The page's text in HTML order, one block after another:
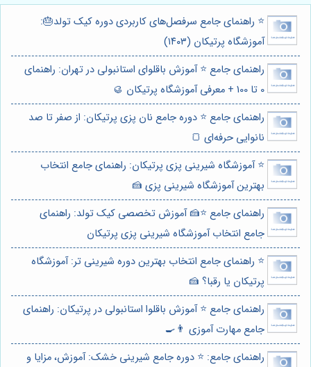
⭐️ راهنمای جامع سرفصل‌های کاربردی دوره کیک تولد🎂:
آموزشگاه پرتیکان (۱۴۰۳)
راهنمای جامع ⭐️ آموزش باقلوای استانبولی در تهران: راهنمای
0 تا 100 + معرفی آموزشگاه پرتیکان 🥮
راهنمای جامع ⭐️ دوره جامع نان پزی پرتیکان: از صفر تا صد
نانوایی حرفه‌ای 🍞
⭐️ آموزشگاه شیرینی پزی پرتیکان: راهنمای جامع انتخاب
بهترین آموزشگاه شیرینی پزی 🍰
راهنمای جامع ⭐️🍰 آموزش تخصصی کیک تولد: راهنمای
جامع انتخاب آموزشگاه شیرینی پزی پرتیکان
⭐️ راهنمای جامع انتخاب بهترین دوره شیرینی تر: آموزشگاه
پرتیکان یا رقبا؟ 🍰
راهنمای جامع ⭐️ آموزش باقلوا استانبولی در پرتیکان: راهنمای
جامع مهارت آموزی 👨‍🍳
راهنمای جامع: ⭐️ دوره جامع شیرینی خشک: آموزش، مزایا و